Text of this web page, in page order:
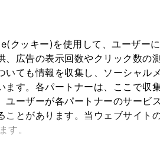
クッキー)を使用して、ユーザー
広告の表示回数やクリック数の測
ても情報を収集し、ソーシャルメ
ます。各パートナーは、ここで収
ユーザーが各パートナーのサービス
ことがあります。当ウェブサイト
す。